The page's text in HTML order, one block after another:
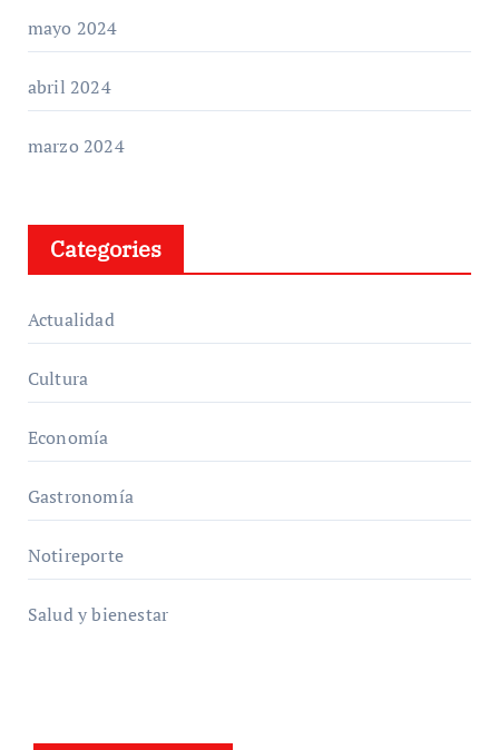
mayo 2024
abril 2024
marzo 2024
Categories
Actualidad
Cultura
Economía
Gastronomía
Notireporte
Salud y bienestar